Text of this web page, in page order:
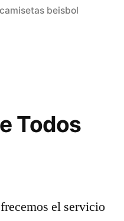
beisbol
Todos
el servicio